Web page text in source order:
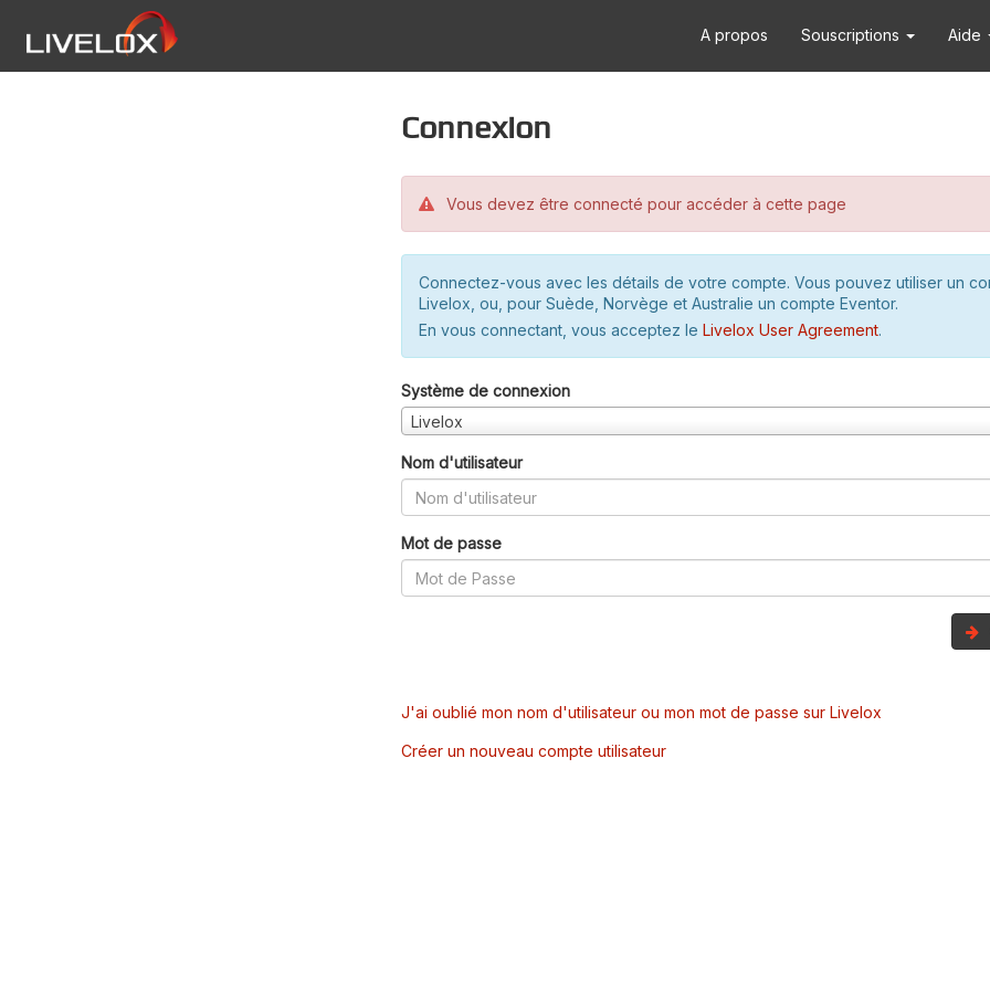
A propos Souscriptions Aide
Connexion
Vous devez être connecté pour accéder à cette page
Connectez-vous avec les détails de votre compte. Vous pouvez utiliser un
Livelox, ou, pour Suède, Norvège et Australie un compte Eventor.
En vous connectant, vous acceptez le Livelox User Agreement.
Système de connexion
Livelox
Nom d'utilisateur
Mot de passe
J'ai oublié mon nom d'utilisateur ou mon mot de passe sur Livelox
Créer un nouveau compte utilisateur